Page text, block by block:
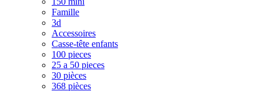
Famille
3d
Accessoires
Casse-tête enfants
100 pieces
25 a 50 pieces
30 pièces
368 pièces